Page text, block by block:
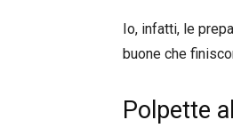
Io, infatti, le
buone che
Polpette